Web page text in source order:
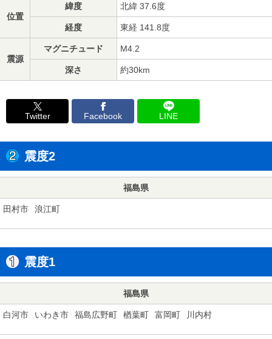
位置
緯度 北緯 37.6度
経度 東経 141.8度
震源
マグニチュード M4.2
深さ 約30km
Twitter Facebook LINE
震度2
福島県
田村市 浪江町
震度1
福島県
白河市 いわき市 福島広野町 楢葉町 富岡町 川内村